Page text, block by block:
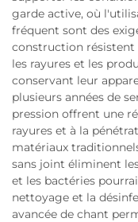
garde active, où
fréquent sont des
construction résistent
les rayures et les
conservant leur
plusieurs années de
pression offrent une
rayures et à la
matériaux
sans joint éliminent
et les bactéries
nettoyage et la
avancée de chant